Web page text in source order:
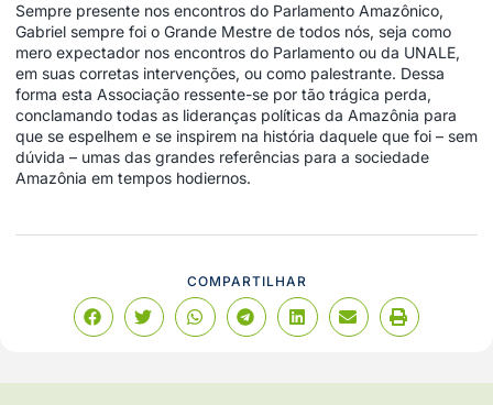
Sempre presente nos encontros do Parlamento Amazônico,
Gabriel sempre foi o Grande Mestre de todos nós, seja como
mero expectador nos encontros do Parlamento ou da UNALE,
em suas corretas intervenções, ou como palestrante. Dessa
forma esta Associação ressente-se por tão trágica perda,
conclamando todas as lideranças políticas da Amazônia para
que se espelhem e se inspirem na história daquele que foi – sem
dúvida – umas das grandes referências para a sociedade
Amazônia em tempos hodiernos.
COMPARTILHAR